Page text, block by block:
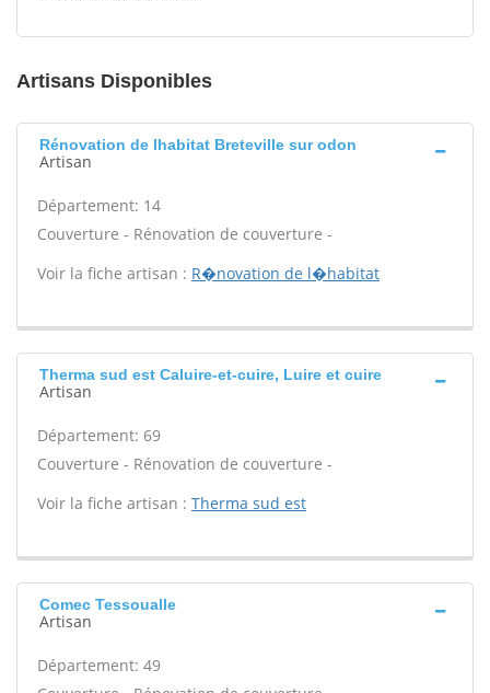
Artisans Disponibles
Rénovation de lhabitat Breteville sur odon
Artisan
Département: 14
Couverture - Rénovation de couverture -
Voir la fiche artisan : R�novation de l�habitat
Therma sud est Caluire-et-cuire, Luire et cuire
Artisan
Département: 69
Couverture - Rénovation de couverture -
Voir la fiche artisan : Therma sud est
Comec Tessoualle
Artisan
Département: 49